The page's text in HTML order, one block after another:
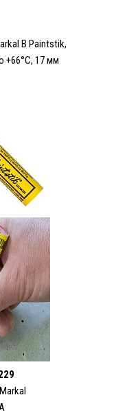
B Paintstik,
+66°C, 17 мм